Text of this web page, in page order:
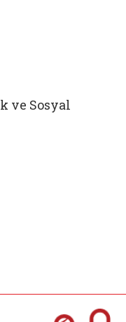
ve Sosyal